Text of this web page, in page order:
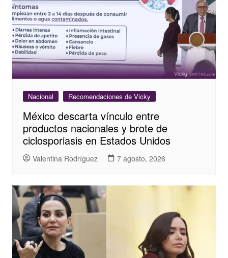
Nacional Recomendaciones de Vicky
México descarta vínculo entre
productos nacionales y brote de
ciclosporiasis en Estados Unidos
Valentina Rodríguez 7 agosto, 2026